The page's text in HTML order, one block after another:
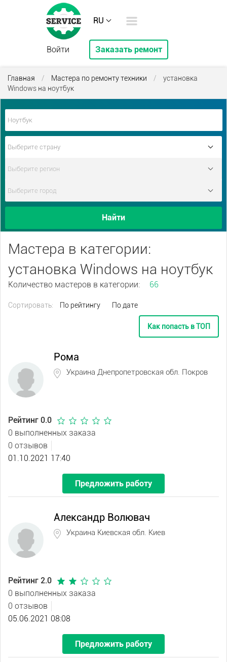
RU
Войти Заказать ремонт
Главная / Мастера по ремонту техники /
установка
Windows на ноутбук
Найти
Мастера в категории:
установка Windows на ноутбук
Количество мастеров в категории: 66
Сортировать: По рейтингу По дате
Как попасть в ТОП
Рома
Украина Днепропетровская обл. Покров
Рейтинг 0.0
0 выполненных заказа
0 отзывов
01.10.2021 17:40
Предложить работу
Александр Волювач
Украина Киевская обл. Киев
Рейтинг 2.0
0 выполненных заказа
0 отзывов
05.06.2021 08:08
Предложить работу